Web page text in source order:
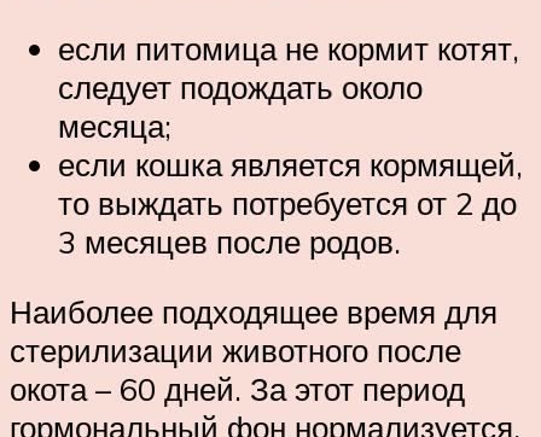
если питомица не кормит котят,
следует подождать около
месяца;
если кошка является кормящей,
то выждать потребуется от 2 до
3 месяцев после родов.
Наиболее подходящее время для
стерилизации животного после
окота – 60 дней. За этот период
гормональный фон нормализуется,